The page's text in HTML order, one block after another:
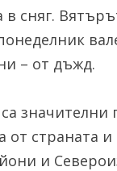
сняг.
– от дъжд.
значителни
от страната
и